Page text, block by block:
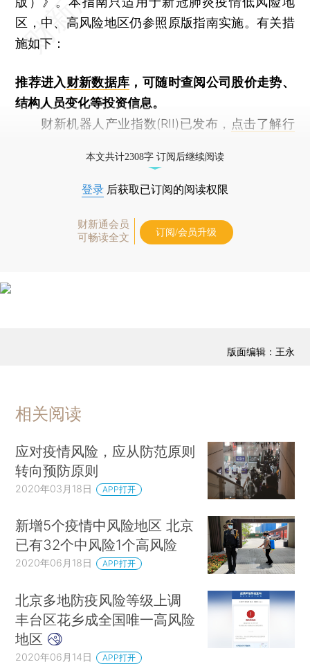
区，中、高风险地区仍参照原版指南实施。有关措
施如下：
推荐进入财新数据库 ，可随时查阅公司股价走势、
结构人员变化等投资信息。
财新机器人产业指数(RII)已发布， 点击了解行
本文共计2308字 订阅后继续阅读
登录 后获取已订阅的阅读权限
财新通会员
可畅读全文
订阅/会员升级
版面编辑：王永
相关阅读
应对疫情风险，应从防范原则
转向预防原则
2020年03月18日 APP打开
新增5个疫情中风险地区 北京
已有32个中风险1个高风险
2020年06月18日 APP打开
北京多地防疫风险等级上调
丰台区花乡成全国唯一高风险
地区
2020年06月14日 APP打开